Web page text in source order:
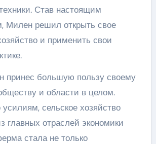
Став настоящим
Милен решил открыть свое
и применить свои
принес большую пользу своему
и области в целом.
усилиям, сельское хозяйство
главных отраслей экономики
стала не только